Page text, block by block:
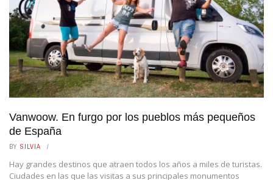
Vanwoow. En furgo por los pueblos más pequeños
de España
BY SILVIA
Hay grandes destinos que atraen todos los años a miles de turistas.
Ciudades en las que las visitas a sus principales monumentos